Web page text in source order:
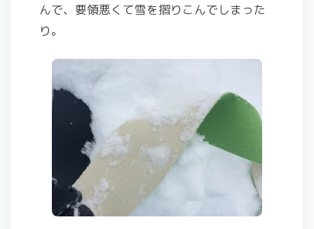
んで、要領悪くて雪を摺りこんでしまった
り。